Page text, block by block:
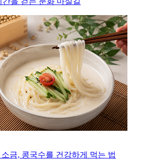
소금, 콩국수를 건강하게 먹는 법